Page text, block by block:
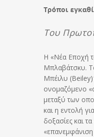
Τρόποι
Του
Η «Νέα Εποχή
Μπλαβάτσκυ.
Μπέιλυ
ονομαζόμενο
μεταξύ των
και η εντολή
δοξασίες και
«επανεμφάνιση